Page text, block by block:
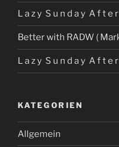
L a z y S u n d a y A f t e
Better with RADW (
L a z y S u n d a y A f t e
KATEGORIEN
Allgemein